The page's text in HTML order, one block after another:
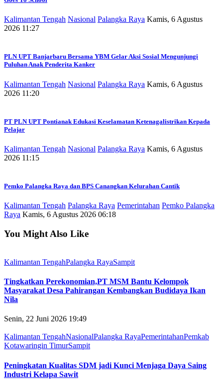
Kalimantan Tengah Nasional Palangka Raya Kamis, 6 Agustus
2026 11:27
PLN UPT Banjarbaru Bersama YBM Gelar Aksi Sosial Mengunjungi
Puluhan Anak Penderita Kanker
Kalimantan Tengah Nasional Palangka Raya Kamis, 6 Agustus
2026 11:20
PT PLN UPT Pontianak Edukasi Keselamatan Ketenagalistrikan Kepada
Pelajar
Kalimantan Tengah Nasional Palangka Raya Kamis, 6 Agustus
2026 11:15
Pemko Palangka Raya dan BPS Canangkan Kelurahan Cantik
Kalimantan Tengah Palangka Raya Pemerintahan Pemko Palangka
Raya Kamis, 6 Agustus 2026 06:18
You Might Also Like
Kalimantan TengahPalangka RayaSampit
Tingkatkan Perekonomian,PT MSM Bantu Kelompok
Masyarakat Desa Pahirangan Kembangkan Budidaya Ikan
Nila
Senin, 22 Juni 2026 19:49
Kalimantan TengahNasionalPalangka RayaPemerintahanPemkab
Kotawaringin TimurSampit
Peningkatan Kualitas SDM jadi Kunci Menjaga Daya Saing
Industri Kelapa Sawit